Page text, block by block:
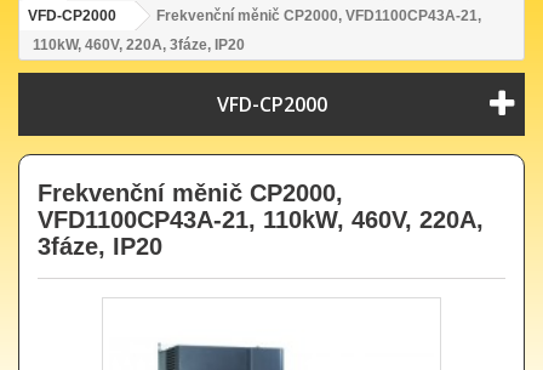
VFD-CP2000
Frekvenční měnič CP2000, VFD1100CP43A-21,
110kW, 460V, 220A, 3fáze, IP20
VFD-CP2000
Frekvenční měnič CP2000,
VFD1100CP43A-21, 110kW, 460V, 220A,
3fáze, IP20